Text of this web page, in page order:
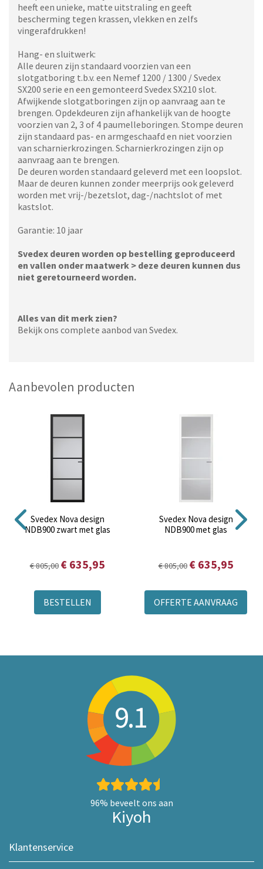
heeft een unieke, matte uitstraling en geeft
bescherming tegen krassen, vlekken en zelfs
vingerafdrukken!
Hang- en sluitwerk:
Alle deuren zijn standaard voorzien van een
slotgatboring t.b.v. een Nemef 1200 / 1300 / Svedex
SX200 serie en een gemonteerd Svedex SX210 slot.
Afwijkende slotgatboringen zijn op aanvraag aan te
brengen. Opdekdeuren zijn afhankelijk van de hoogte
voorzien van 2, 3 of 4 paumelleboringen. Stompe deuren
zijn standaard pas- en armgeschaafd en niet voorzien
van scharnierkrozingen. Scharnierkrozingen zijn op
aanvraag aan te brengen.
De deuren worden standaard geleverd met een loopslot.
Maar de deuren kunnen zonder meerprijs ook geleverd
worden met vrij-/bezetslot, dag-/nachtslot of met
kastslot.
Garantie: 10 jaar
Svedex deuren worden op bestelling geproduceerd
en vallen onder maatwerk > deze deuren kunnen dus
niet geretourneerd worden.
Alles van dit merk zien?
Bekijk ons complete aanbod van Svedex.
Aanbevolen producten
Svedex Nova design
NDB900 zwart met glas
€ 805,00 € 635,95
BESTELLEN
Svedex Nova design
NDB900 met glas
€ 805,00 € 635,95
OFFERTE AANVRAAG
9.1
96% beveelt ons aan
Kiyoh
Klantenservice